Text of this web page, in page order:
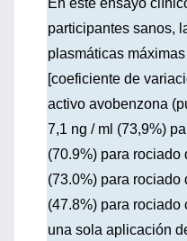
En este ensayo
participantes sanos,
plasmáticas
[coeficiente de
activo avobenzona
7,1 ng / ml (73,9%)
(70.9%) para rociado
(73.0%) para rociado
(47.8%) para
una sola aplicación